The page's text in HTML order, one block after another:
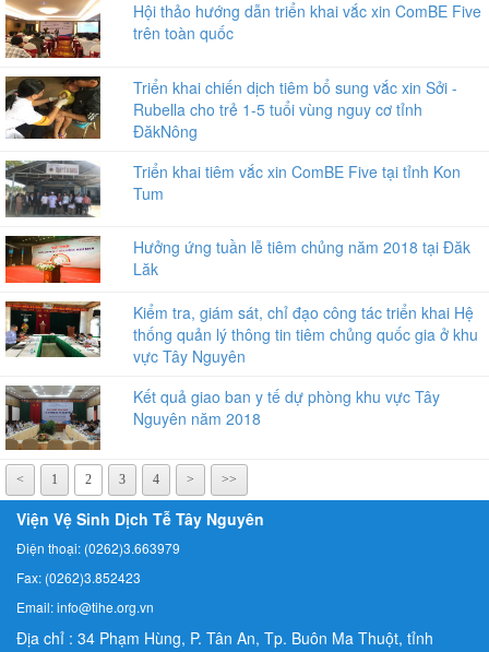
Hội thảo hướng dẫn triển khai vắc xin ComBE Five
trên toàn quốc
Triển khai chiến dịch tiêm bổ sung vắc xin Sởi -
Rubella cho trẻ 1-5 tuổi vùng nguy cơ tỉnh
ĐăkNông
Triển khai tiêm vắc xin ComBE Five tại tỉnh Kon
Tum
Hưởng ứng tuần lễ tiêm chủng năm 2018 tại Đăk
Lăk
Kiểm tra, giám sát, chỉ đạo công tác triển khai Hệ
thống quản lý thông tin tiêm chủng quốc gia ở khu
vực Tây Nguyên
Kết quả giao ban y tế dự phòng khu vực Tây
Nguyên năm 2018
< 1 2 3 4 > >>
Viện Vệ Sinh Dịch Tễ Tây Nguyên
Điện thoại: (0262)3.663979
Fax: (0262)3.852423
Email: info@tihe.org.vn
Địa chỉ : 34 Phạm Hùng, P. Tân An, Tp. Buôn Ma Thuột, tỉnh